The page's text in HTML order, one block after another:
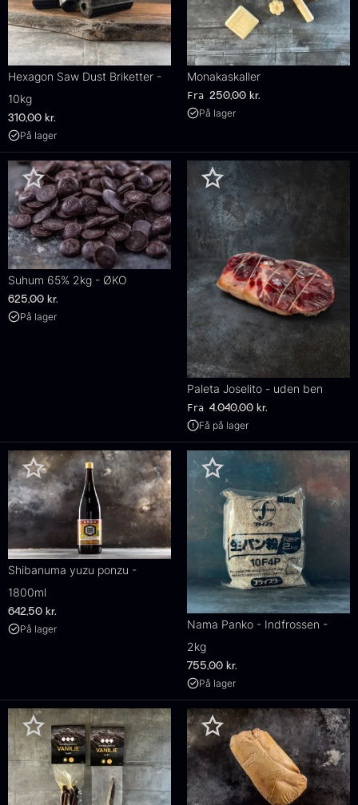
Hexagon Saw Dust Briketter -
10kg
310,00 kr.
På lager
Monakaskaller
Fra 250,00 kr.
På lager
Suhum 65% 2kg - ØKO
625,00 kr.
På lager
Paleta Joselito - uden ben
Fra 4.040,00 kr.
Få på lager
Shibanuma yuzu ponzu -
1800ml
642,50 kr.
På lager
Nama Panko - Indfrossen -
2kg
755,00 kr.
På lager